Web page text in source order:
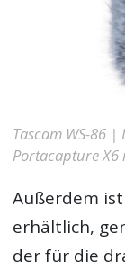
Tascam WS-86
Portacapture
Außerdem
erhältlich,
der für die